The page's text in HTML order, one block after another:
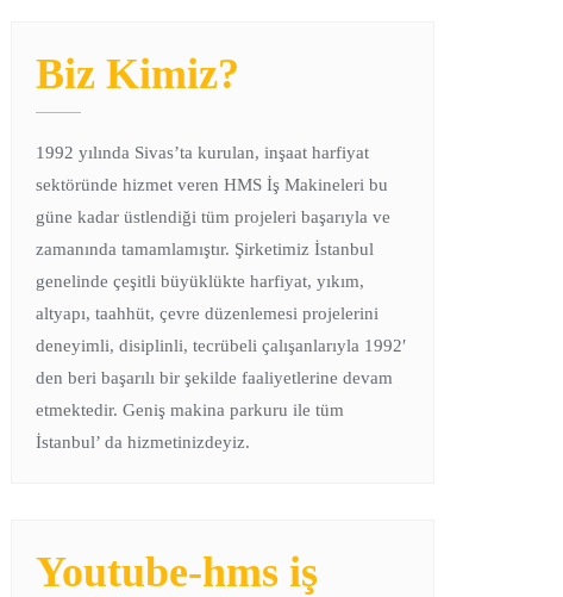
Biz Kimiz?
1992 yılında Sivas’ta kurulan, inşaat harfiyat
sektöründe hizmet veren HMS İş Makineleri bu
güne kadar üstlendiği tüm projeleri başarıyla ve
zamanında tamamlamıştır. Şirketimiz İstanbul
genelinde çeşitli büyüklükte harfiyat, yıkım,
altyapı, taahhüt, çevre düzenlemesi projelerini
deneyimli, disiplinli, tecrübeli çalışanlarıyla 1992′
den beri başarılı bir şekilde faaliyetlerine devam
etmektedir. Geniş makina parkuru ile tüm
İstanbul’ da hizmetinizdeyiz.
Youtube-hms iş